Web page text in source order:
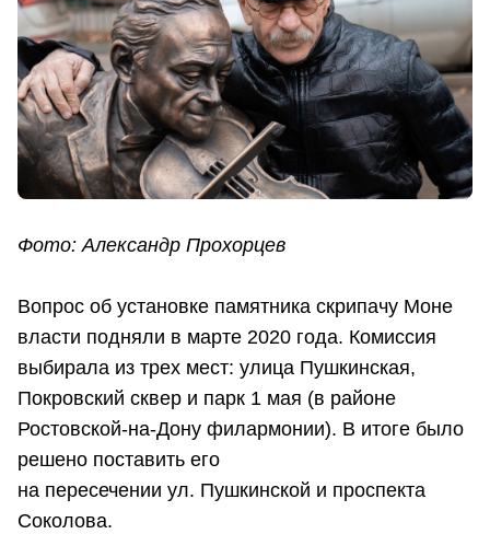
Фото: Александр Прохорцев
Вопрос об установке памятника скрипачу Моне
власти подняли в марте 2020 года. Комиссия
выбирала из трех мест: улица Пушкинская,
Покровский сквер и парк 1 мая (в районе
Ростовской-на-Дону филармонии). В итоге было
решено поставить его
на пересечении ул. Пушкинской и проспекта
Соколова.